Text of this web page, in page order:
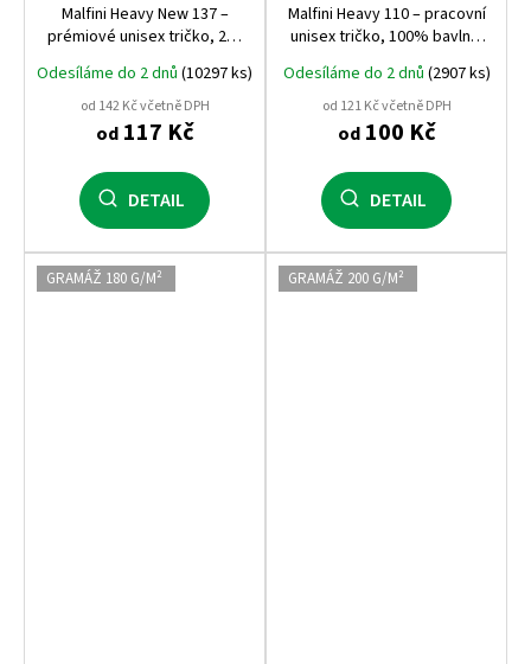
Malfini Heavy New 137 –
prémiové unisex tričko, 200
gramáž a kvalita Malfini
Odesíláme do 2 dnů (10297 ks)
od 142 Kč včetně DPH
od117 Kč
DETAIL
Malfini Heavy 110 – pracovní
unisex tričko, 100% bavlna,
bestseller s kladnými
referencemi
Odesíláme do 2 dnů (2907 ks)
od 121 Kč včetně DPH
od100 Kč
DETAIL
GRAMÁŽ 180 G/M² GRAMÁŽ 200 G/M²